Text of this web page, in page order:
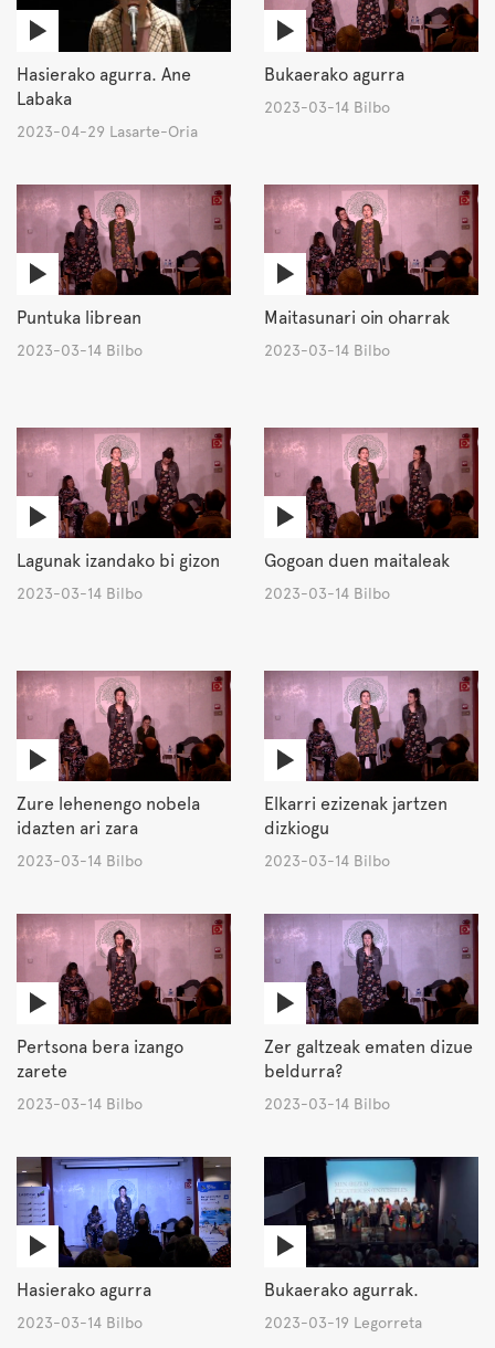
Hasierako agurra. Ane
Labaka
2023-04-29 Lasarte-Oria
Bukaerako agurra
2023-03-14 Bilbo
Puntuka librean
2023-03-14 Bilbo
Maitasunari oin oharrak
2023-03-14 Bilbo
Lagunak izandako bi gizon
2023-03-14 Bilbo
Gogoan duen maitaleak
2023-03-14 Bilbo
Zure lehenengo nobela
idazten ari zara
2023-03-14 Bilbo
Elkarri ezizenak jartzen
dizkiogu
2023-03-14 Bilbo
Pertsona bera izango
zarete
2023-03-14 Bilbo
Zer galtzeak ematen dizue
beldurra?
2023-03-14 Bilbo
Hasierako agurra
2023-03-14 Bilbo
Bukaerako agurrak.
2023-03-19 Legorreta